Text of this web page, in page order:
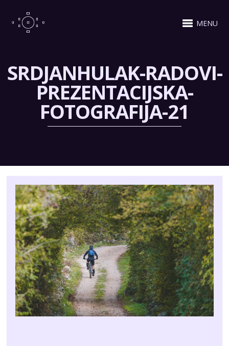
MENU
SRDJANHULAK-RADOVI-
PREZENTACIJSKA-
FOTOGRAFIJA-21